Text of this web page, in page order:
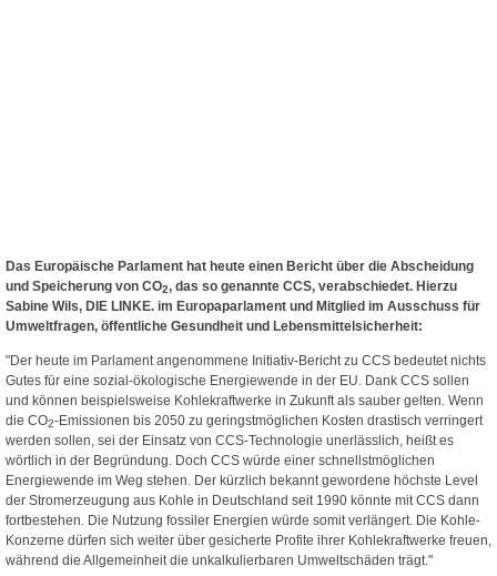
Das Europäische Parlament hat heute einen Bericht über die Abscheidung
und Speicherung von CO2, das so genannte CCS, verabschiedet. Hierzu
Sabine Wils, DIE LINKE. im Europaparlament und Mitglied im Ausschuss für
Umweltfragen, öffentliche Gesundheit und Lebensmittelsicherheit:
"Der heute im Parlament angenommene Initiativ-Bericht zu CCS bedeutet nichts
Gutes für eine sozial-ökologische Energiewende in der EU. Dank CCS sollen
und können beispielsweise Kohlekraftwerke in Zukunft als sauber gelten. Wenn
die CO2-Emissionen bis 2050 zu geringstmöglichen Kosten drastisch verringert
werden sollen, sei der Einsatz von CCS-Technologie unerlässlich, heißt es
wörtlich in der Begründung. Doch CCS würde einer schnellstmöglichen
Energiewende im Weg stehen. Der kürzlich bekannt gewordene höchste Level
der Stromerzeugung aus Kohle in Deutschland seit 1990 könnte mit CCS dann
fortbestehen. Die Nutzung fossiler Energien würde somit verlängert. Die Kohle-
Konzerne dürfen sich weiter über gesicherte Profite ihrer Kohlekraftwerke freuen,
während die Allgemeinheit die unkalkulierbaren Umweltschäden trägt."